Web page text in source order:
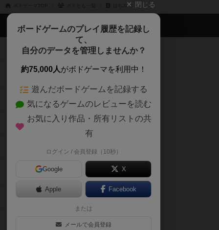
はちみつ 閉じる
ボードゲームのプレイ履歴を記録し
て、
自分のデータを管理しませんか？
約75,000人がボドゲーマを利用中！
遊んだボードゲームを記録する
気になるゲームのレビューを読む
お気に入り作品・所有リストの共
有
ログイン / 会員登録（10秒）
Google X
Apple Facebook
または
メールで会員登録
ボドゲーマTOP
ボードゲームを検索する
ボードゲームの新着レビュー
ボードゲーム会情報
メカニクス特集
掲示板・トピックス
ボドとも・会員一覧
ボードゲーム業界コラム
ボドゲーマご利用案内